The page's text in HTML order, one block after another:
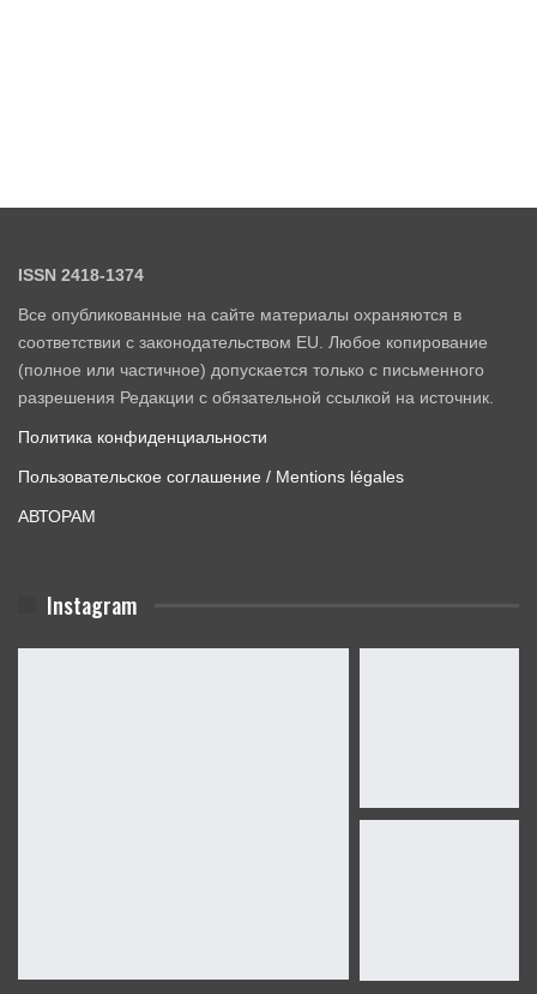
ISSN 2418-1374
Все опубликованные на сайте материалы охраняются в
соответствии с законодательством EU. Любое копирование
(полное или частичное) допускается только с письменного
разрешения Редакции с обязательной ссылкой на источник.
Политика конфиденциальности
Пользовательское соглашение / Mentions légales
АВТОРАМ
Instagram